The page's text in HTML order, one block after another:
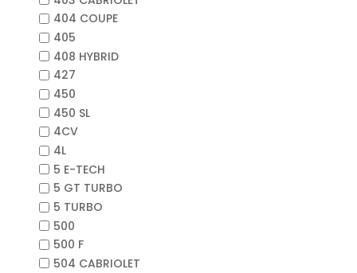
404 COUPE
405
408 HYBRID
427
450
450 SL
4CV
4L
5 E-TECH
5 GT TURBO
5 TURBO
500
500 F
504 CABRIOLET